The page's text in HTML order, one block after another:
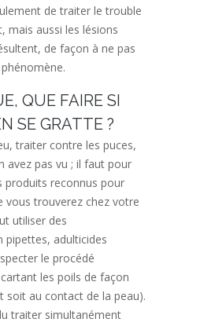
de traiter le trouble
mais aussi les lésions
de façon à ne pas
QUE FAIRE SI
SE GRATTE ?
traiter contre les puces,
avez pas vu ; il faut pour
produits reconnus pour
vous trouverez chez votre
utiliser des
pipettes, adulticides
le procédé
les poils de façon
soit au contact de la peau).
traiter simultanément